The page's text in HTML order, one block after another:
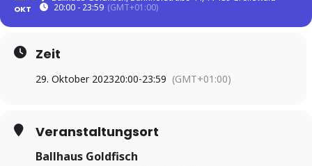
OKT
20:00 - 23:59 (GMT+01:00)
Zeit
29. Oktober 202320:00-23:59 (GMT+01:00)
Veranstaltungsort
Ballhaus Goldfisch